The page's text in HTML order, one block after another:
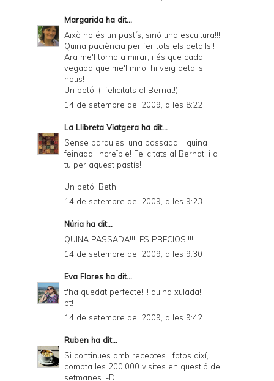
D
F
Margarida ha dit...
Això no és un pastís, sinó una escultura!!!!
Quina paciència per fer tots els detalls!!
Ara me'l torno a mirar, i és que cada
vegada que me'l miro, hi veig detalls
nous!
Un petó! (I felicitats al Bernat!)
14 de setembre del 2009, a les 8:22
La Llibreta Viatgera ha dit...
Sense paraules, una passada, i quina
feinada! Increïble! Felicitats al Bernat, i a
tu per aquest pastís!
Un petó! Beth
14 de setembre del 2009, a les 9:23
Núria ha dit...
QUINA PASSADA!!!! ES PRECIOS!!!!
14 de setembre del 2009, a les 9:30
Eva Flores ha dit...
t'ha quedat perfecte!!!! quina xulada!!!
pt!
14 de setembre del 2009, a les 9:42
Ruben ha dit...
Si continues amb receptes i fotos així,
compta les 200.000 visites en qüestió de
setmanes :-D